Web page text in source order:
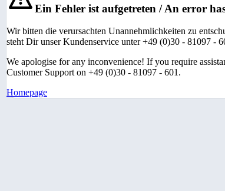
Ein Fehler ist aufgetreten / An error
Wir bitten die verursachten Unannehmlichkeiten zu
steht Dir unser Kundenservice unter +49 (0)30 - 81097 -
We apologise for any inconvenience! If you require
Customer Support on +49 (0)30 - 81097 - 601.
Homepage